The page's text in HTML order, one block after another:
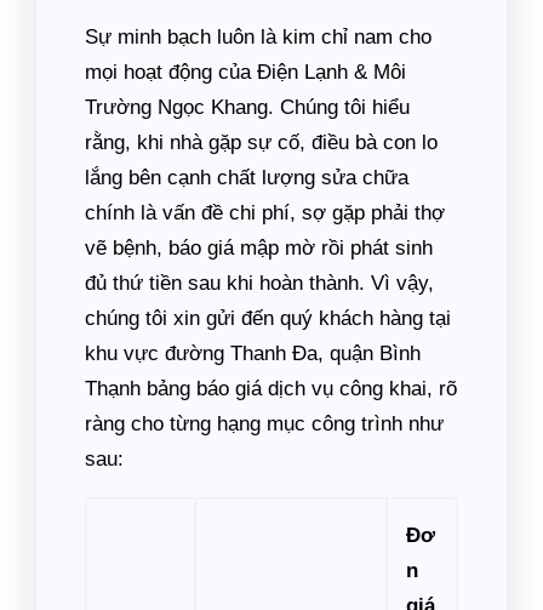
Sự minh bạch luôn là kim chỉ nam cho
mọi hoạt động của Điện Lạnh & Môi
Trường Ngọc Khang. Chúng tôi hiểu
rằng, khi nhà gặp sự cố, điều bà con lo
lắng bên cạnh chất lượng sửa chữa
chính là vấn đề chi phí, sợ gặp phải thợ
vẽ bệnh, báo giá mập mờ rồi phát sinh
đủ thứ tiền sau khi hoàn thành. Vì vậy,
chúng tôi xin gửi đến quý khách hàng tại
khu vực đường Thanh Đa, quận Bình
Thạnh bảng báo giá dịch vụ công khai, rõ
ràng cho từng hạng mục công trình như
sau:
Đơ
n
giá